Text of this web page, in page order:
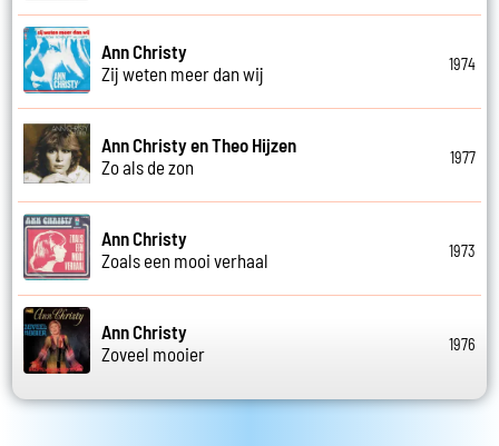
Ann Christy
Zij weten meer dan wij
1974
Ann Christy en Theo Hijzen
Zo als de zon
1977
Ann Christy
Zoals een mooi verhaal
1973
Ann Christy
Zoveel mooier
1976